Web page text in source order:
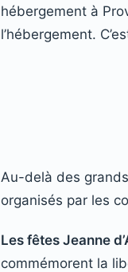
hébergement à
l’hébergement.
Au-delà des
organisés par les
Les fêtes Jeanne
commémorent la